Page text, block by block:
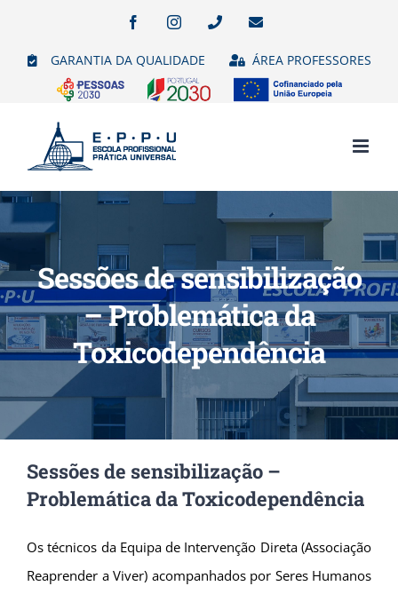
content
FacebookInstagramPhoneEmail
não
publicado)
GARANTIA DA QUALIDADE ÁREA PROFESSORES
Sessões de sensibilização
– Problemática da
Toxicodependência
Sessões de sensibilização –
Problemática da Toxicodependência
Os técnicos da Equipa de Intervenção Direta (Associação
Reaprender a Viver) acompanhados por Seres Humanos